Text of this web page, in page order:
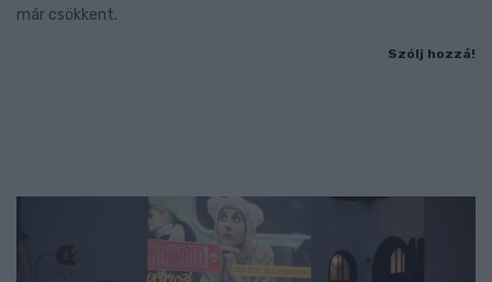
már csökkent.
Szólj hozzá!